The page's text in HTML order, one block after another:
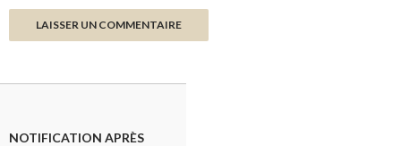
NOTIFICATION APRÈS